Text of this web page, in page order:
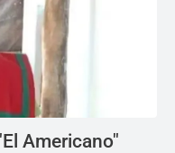
Americano"